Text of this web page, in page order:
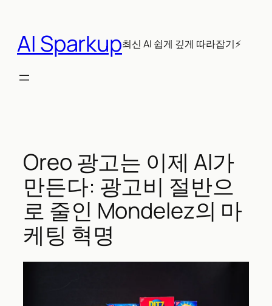
AI Sparkup최신 AI 쉽게 깊게 따라잡기⚡
Oreo 광고는 이제 AI가
만든다: 광고비 절반으
로 줄인 Mondelez의 마
케팅 혁명